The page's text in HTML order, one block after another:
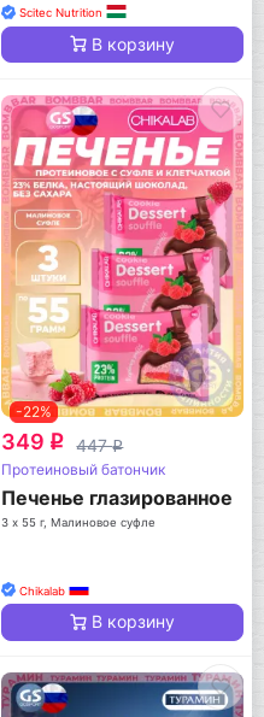
Scitec Nutrition
В корзину
-22%
349 q 447q
Протеиновый батончик
Печенье глазированное
3 х 55 г, Малиновое суфле
Chikalab
В корзину